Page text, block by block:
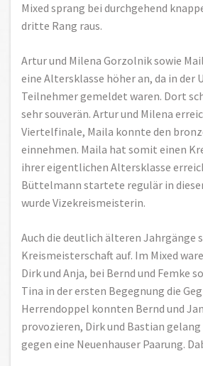
Mixed sprang bei durchgehend
dritte Rang raus.
Artur und Milena Gorzolnik sowie
eine Altersklasse höher an, da in der
Teilnehmer gemeldet waren. Dort
sehr souverän. Artur und Milena
Viertelfinale, Maila konnte den
einnehmen. Maila hat somit einen
ihrer eigentlichen Altersklasse
Büttelmann startete regulär in
wurde Vizekreismeisterin.
Auch die deutlich älteren Jahrgänge
Kreismeisterschaft auf. Im Mixed
Dirk und Anja, bei Bernd und Femke
Tina in der ersten Begegnung die
Herrendoppel konnten Bernd und
provozieren, Dirk und Bastian gelang
gegen eine Neuenhauser Paarung.